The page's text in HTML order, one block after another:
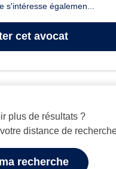
égalemen...
cet avocat
plus de résultats ?
distance de
recherche